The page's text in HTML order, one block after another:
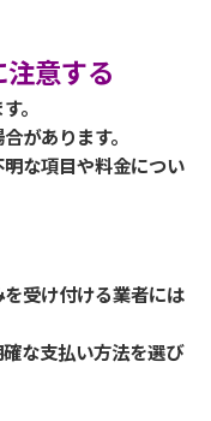
意する
。
があります。
な項目や料金につい
受け付ける業者には
な支払い方法を選び